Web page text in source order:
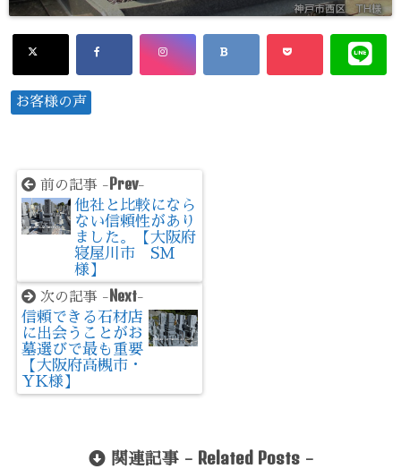
お客様の声
前の記事 -Prev-
他社と比較になら
ない信頼性があり
ました。【大阪府
寝屋川市 SM
様】
次の記事 -Next-
信頼できる石材店
に出会うことがお
墓選びで最も重要
【大阪府高槻市・
YK様】
関連記事 - Related Posts-